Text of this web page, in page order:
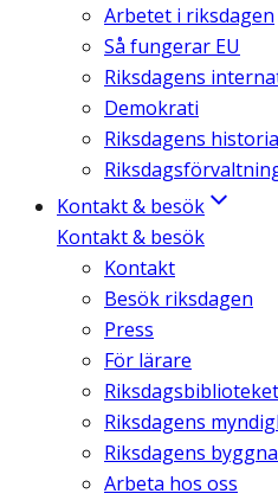
Arbetet i riksdagen
Så fungerar EU
Riksdagens
Demokrati
Riksdagens historia
Kontakt & besök
Kontakt & besök
Kontakt
Besök riksdagen
Press
För lärare
Riksdagsbiblioteket
Riksdagens
Riksdagens
Arbeta hos oss